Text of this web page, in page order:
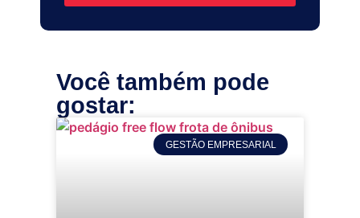
Você também pode
gostar:
GESTÃO EMPRESARIAL